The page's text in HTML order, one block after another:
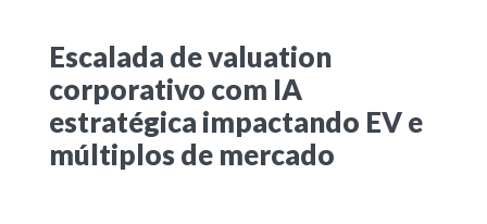
Escalada de valuation
corporativo com IA
estratégica impactando EV e
múltiplos de mercado